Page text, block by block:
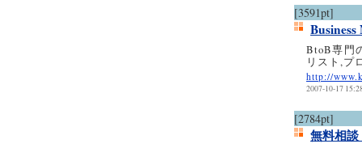
[3591pt]
BtoB専門
リスト,プ
http://
2007-10-17
[2784pt]
無料相